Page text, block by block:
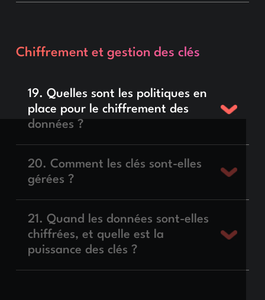
Chiffrement et gestion des clés
19. Quelles sont les politiques en
place pour le chiffrement des
données ?
20. Comment les clés sont-elles
gérées ?
21. Quand les données sont-elles
chiffrées, et quelle est la
puissance des clés ?